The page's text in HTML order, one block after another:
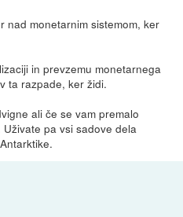
nad monetarnim sistemom, ker
in prevzemu monetarnega
ta razpade, ker židi.
ali če se vam premalo
pa vsi sadove dela